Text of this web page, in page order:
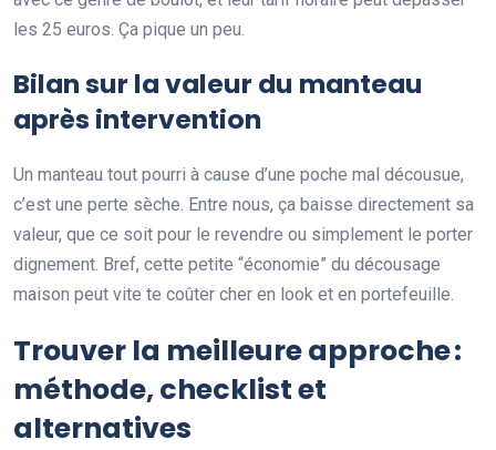
les 25 euros. Ça pique un peu.
Bilan sur la valeur du manteau
après intervention
Un manteau tout pourri à cause d’une poche mal décousue,
c’est une perte sèche. Entre nous, ça baisse directement sa
valeur, que ce soit pour le revendre ou simplement le porter
dignement. Bref, cette petite “économie” du décousage
maison peut vite te coûter cher en look et en portefeuille.
Trouver la meilleure approche :
méthode, checklist et
alternatives